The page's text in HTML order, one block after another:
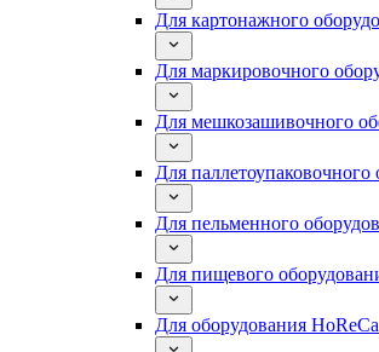
Для картонажного
Для маркировочного
Для мешкозашивочного
Для паллетоупаковочного
Для пельменного
Для пищевого
Для оборудования HoReCa